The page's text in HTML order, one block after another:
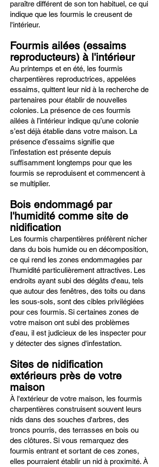
paraître différent de son ton habituel, ce qui
indique que les fourmis le creusent de
l'intérieur.
Fourmis ailées (essaims
reproducteurs) à l'intérieur
Au printemps et en été, les fourmis
charpentières reproductrices, appelées
essaims, quittent leur nid à la recherche de
partenaires pour établir de nouvelles
colonies. La présence de ces fourmis
ailées à l’intérieur indique qu’une colonie
s’est déjà établie dans votre maison. La
présence d’essaims signifie que
l’infestation est présente depuis
suffisamment longtemps pour que les
fourmis se reproduisent et commencent à
se multiplier.
Bois endommagé par
l'humidité comme site de
nidification
Les fourmis charpentières préfèrent nicher
dans du bois humide ou en décomposition,
ce qui rend les zones endommagées par
l'humidité particulièrement attractives. Les
endroits ayant subi des dégâts d'eau, tels
que autour des fenêtres, des toits ou dans
les sous-sols, sont des cibles privilégiées
pour ces fourmis. Si certaines zones de
votre maison ont subi des problèmes
d’eau, il est judicieux de les inspecter pour
y détecter des signes d'infestation.
Sites de nidification
extérieurs près de votre
maison
À l'extérieur de votre maison, les fourmis
charpentières construisent souvent leurs
nids dans des souches d'arbres, des
troncs pourris, des terrasses en bois ou
des clôtures. Si vous remarquez des
fourmis entrant et sortant de ces zones,
elles pourraient établir un nid à proximité. À